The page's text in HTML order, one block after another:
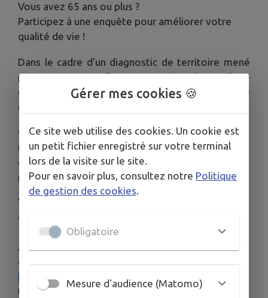
Vous avez 65 ans ou plus ?
Participez à une enquête pour améliorer votre
qualité de vie !
Dans le cadre d’un diagnostic de territoire mené
par m2A et Amaelles, un questionnaire en ligne
est actuellement diffusé auprès des personnes de
65 ans et plus, vivant sur le territoire m2A.
Objectif : mieux comprendre vos besoins en
matière de loisirs, bien-être, culture et
convivialité, pour mieux adapter les services
proposés à l’avenir !
Vous êtes concerné(e) et vous avez envie de
donner votre avis ?
Alors répondez à ce questionnaire anonyme et
confidentiel :
https://apalib.limesurvey.net/148329?lang=fr
Un exemplaire papier sera déposé les prochains
Gérer mes cookies 🍪
Ce site web utilise des cookies. Un cookie est
un petit fichier enregistré sur votre terminal
lors de la visite sur le site.
Pour en savoir plus, consultez notre Politique
de gestion des cookies
Obligatoire
Mesure d'audience (Matomo)